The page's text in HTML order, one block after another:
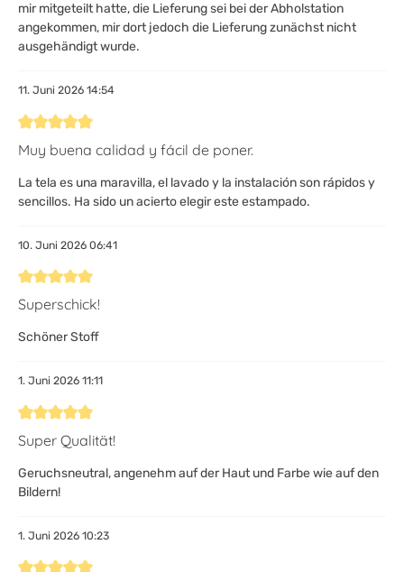
mir mitgeteilt hatte, die Lieferung sei bei der Abholstation
angekommen, mir dort jedoch die Lieferung zunächst nicht
ausgehändigt wurde.
11. Juni 2026 14:54
Bewertung mit 5 von 5 Sternen
Muy buena calidad y fácil de poner.
La tela es una maravilla, el lavado y la instalación son rápidos y
sencillos. Ha sido un acierto elegir este estampado.
10. Juni 2026 06:41
Bewertung mit 5 von 5 Sternen
Superschick!
Schöner Stoff
1. Juni 2026 11:11
Bewertung mit 5 von 5 Sternen
Super Qualität!
Geruchsneutral, angenehm auf der Haut und Farbe wie auf den
Bildern!
1. Juni 2026 10:23